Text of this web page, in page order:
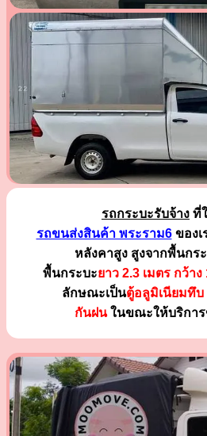
รถกระบะรับจ้าง ที่
รถขนส่งสินค้า พระราม6ของเ
หลังคาสูง สูงจากพื้นกร
พื้นกระบะยาว 2.3 เมตร กว้าง
ลักษณะเป็นตู้อลูมิเนียมทึบ
กันฝนในขณะให้บริการ